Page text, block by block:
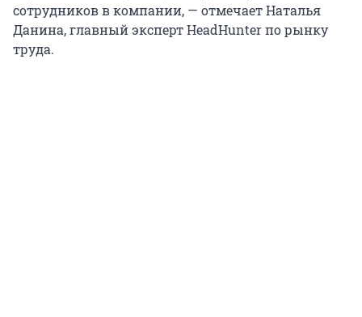
сотрудников в компании, — отмечает Наталья
Данина, главный эксперт HeadHunter по рынку
труда.